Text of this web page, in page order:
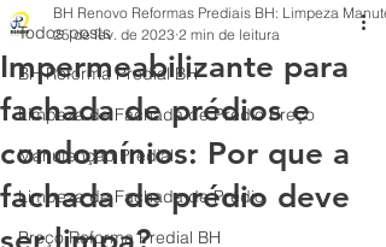
Todos posts
BH Reforma Predial BH
Limpeza de Fachada de Prédio Preço
Manutenção Predial
Limpeza de Fachada de Prédio
Preço Reforma Predial BH
Impermeabilizante para
fachada de prédios e
condomínios: Por que a
fachada de prédio deve
BH Renovo Reformas Prediais BH: Limpeza
25 de fev. de 2023 2 min de leitura